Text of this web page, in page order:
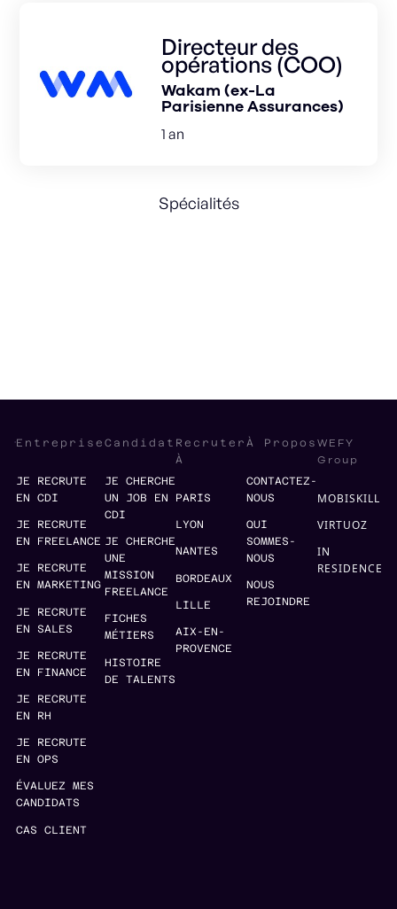
Directeur des
opérations (COO)
Wakam (ex-La
Parisienne Assurances)
1 an
Spécialités
Entreprise
JE RECRUTE
EN CDI
JE RECRUTE
EN FREELANCE
JE RECRUTE
EN MARKETING
JE RECRUTE
EN SALES
JE RECRUTE
EN FINANCE
JE RECRUTE
EN RH
JE RECRUTE
EN OPS
ÉVALUEZ MES
CANDIDATS
CAS CLIENT
Candidat
JE CHERCHE
UN JOB EN
CDI
JE CHERCHE
UNE
MISSION
FREELANCE
FICHES
MÉTIERS
HISTOIRE
DE TALENTS
Recruter
À
PARIS
LYON
NANTES
BORDEAUX
LILLE
AIX-EN-
PROVENCE
À Propos
CONTACTEZ-
NOUS
QUI
SOMMES-
NOUS
NOUS
REJOINDRE
WEFY
Group
MOBISKILL
VIRTUOZ
IN
RESIDENCE